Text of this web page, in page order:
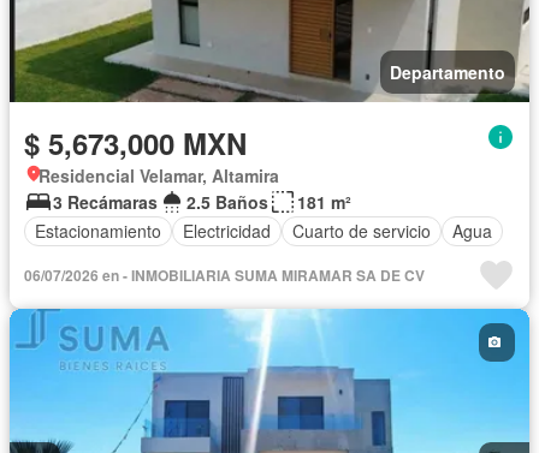
Departamento
$ 5,673,000 MXN
Residencial Velamar, Altamira
3 Recámaras
2.5 Baños
181 m²
Estacionamiento
Electricidad Cuarto de servicio Agua
06/07/2026 en - INMOBILIARIA SUMA MIRAMAR SA DE CV